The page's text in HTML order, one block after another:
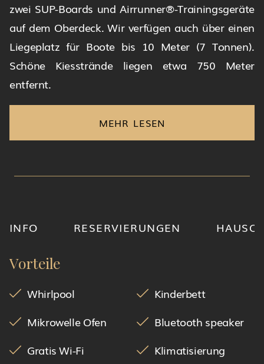
zwei SUP-Boards und Airrunner®-Trainingsgeräte
auf dem Oberdeck. Wir verfügen auch über einen
Liegeplatz für Boote bis 10 Meter (7 Tonnen).
Schöne Kiesstrände liegen etwa 750 Meter
entfernt.
MEHR LESEN
INFO RESERVIERUNGEN
Vorteile
Whirlpool
Kinderbett
Mikrowelle Ofen
Bluetooth speaker
Gratis Wi-Fi
Klimatisierung